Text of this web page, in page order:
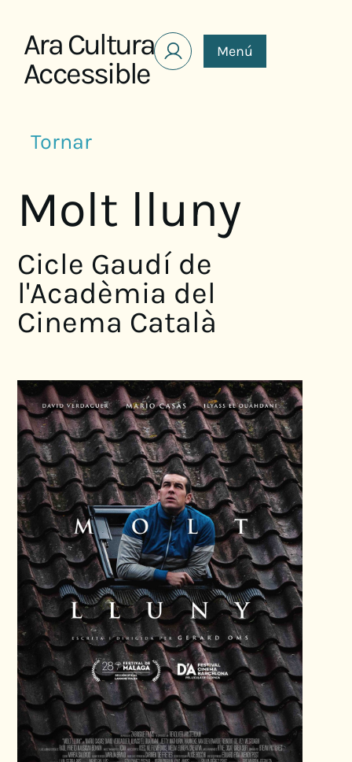
Ara Cultura
Accessible
Menú
Tornar
Molt lluny
Cicle Gaudí de
l'Acadèmia del
Cinema Català